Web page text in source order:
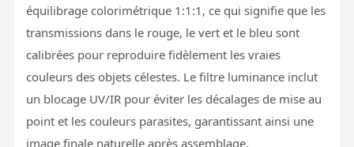
équilibrage colorimétrique 1:1:1, ce qui signifie que les
transmissions dans le rouge, le vert et le bleu sont
calibrées pour reproduire fidèlement les vraies
couleurs des objets célestes. Le filtre luminance inclut
un blocage UV/IR pour éviter les décalages de mise au
point et les couleurs parasites, garantissant ainsi une
image finale naturelle après assemblage.